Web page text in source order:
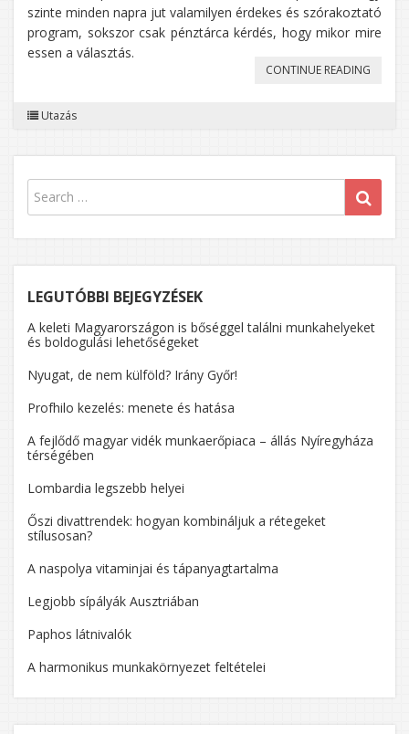
szinte minden napra jut valamilyen érdekes és szórakoztató
program, sokszor csak pénztárca kérdés, hogy mikor mire
essen a választás.
CONTINUE READING
A
Utazás
LEGUTÓBBI BEJEGYZÉSEK
A keleti Magyarországon is bőséggel találni munkahelyeket
és boldogulási lehetőségeket
Nyugat, de nem külföld? Irány Győr!
Profhilo kezelés: menete és hatása
A fejlődő magyar vidék munkaerőpiaca – állás Nyíregyháza
térségében
Lombardia legszebb helyei
Őszi divattrendek: hogyan kombináljuk a rétegeket
stílusosan?
A naspolya vitaminjai és tápanyagtartalma
Legjobb sípályák Ausztriában
Paphos látnivalók
A harmonikus munkakörnyezet feltételei